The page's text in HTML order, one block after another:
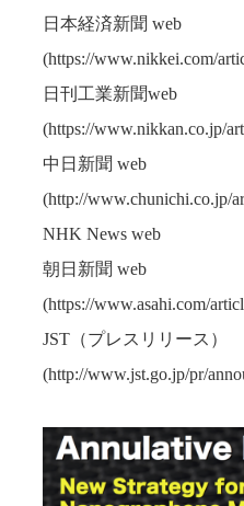
日本経済新聞 web
(https://www.nikkei.com/
日刊工業新聞web
(https://www.nikkan.co.jp/
中日新聞 web
(http://www.chunichi.co.jp/
NHK News web
朝日新聞 web
(https://www.asahi.com/
JST（プレスリリース）
(http://www.jst.go.jp/pr/